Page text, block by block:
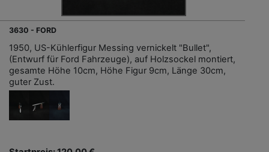
3630 - FORD
1950, US-Kühlerfigur Messing vernickelt "Bullet",
(Entwurf für Ford Fahrzeuge), auf Holzsockel montiert,
gesamte Höhe 10cm, Höhe Figur 9cm, Länge 30cm,
guter Zust.